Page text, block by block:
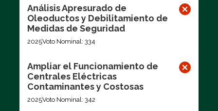
Análisis Apresurado de
Oleoductos y Debilitamiento de
Medidas de Seguridad
2025Voto Nominal: 334
Ampliar el Funcionamiento de
Centrales Eléctricas
Contaminantes y Costosas
2025Voto Nominal: 342